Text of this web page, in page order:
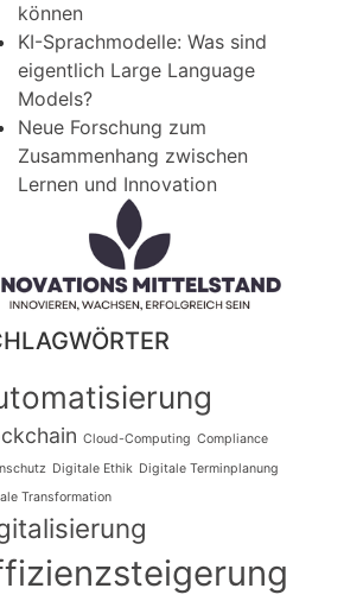
können
KI-Sprachmodelle: Was sind
eigentlich Large Language
Models?
Neue Forschung zum
Zusammenhang zwischen
Lernen und Innovation
Cloud-Computing Compliance
Digitale Ethik Digitale Terminplanung
Transformation